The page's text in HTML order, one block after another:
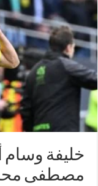
خليفة وسام
مصطفى